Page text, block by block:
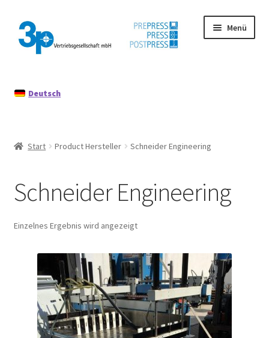
Zur
Navigation
springen
Zum
Inhalt
springen
Menü
Datenschutz
Mein Konto
Deutsch
Start Product Hersteller Schneider Engineering
Schneider Engineering
Einzelnes Ergebnis wird angezeigt